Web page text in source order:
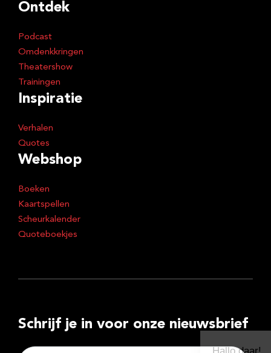
Ontdek
Podcast
Omdenkkringen
Theatershow
Trainingen
Inspiratie
Verhalen
Quotes
Webshop
Boeken
Kaartspellen
Scheurkalender
Quoteboekjes
Schrijf je in voor onze nieuwsbrief